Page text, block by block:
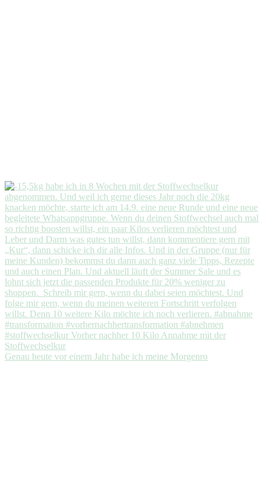
Genau heute vor einem Jahr habe ich meine Morgenro